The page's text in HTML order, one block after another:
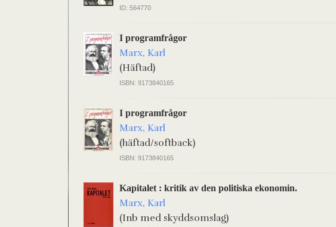
ID: 564770
I programfrågor
Marx, Karl
(Häftad)
ISBN: 9173840165
I programfrågor
Marx, Karl
(häftad/softback)
ISBN: 9173840165
Kapitalet : kritik av den politiska ekonomin.
Marx, Karl
(Inb med skyddsomslag)